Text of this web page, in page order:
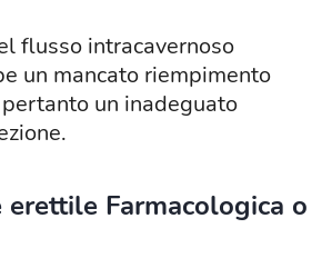
flusso intracavernoso
un mancato riempimento
un inadeguato
erettile Farmacologica o